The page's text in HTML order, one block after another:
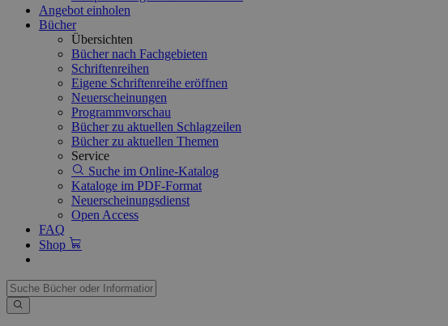
Angebot einholen
Bücher
Übersichten
Bücher nach Fachgebieten
Schriftenreihen
Eigene Schriftenreihe eröffnen
Neuerscheinungen
Programmvorschau
Bücher zu aktuellen Schlagzeilen
Bücher zu aktuellen Themen
Service
Suche im Online-Katalog
Kataloge im PDF-Format
Neuerscheinungsdienst
Open Access
FAQ
Shop